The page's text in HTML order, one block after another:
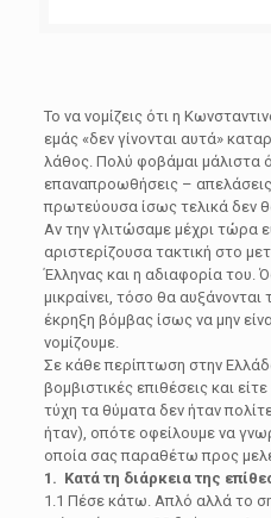
Το να νομίζεις ότι η
εμάς «δεν γίνονται αυτά»
λάθος. Πολύ φοβάμαι μάλιστα
επαναπροωθήσεις –
πρωτεύουσα ίσως τελικά δεν
Αν την γλιτώσαμε μέχρι τώρα
αριστερίζουσα τακτική στο
Έλληνας και η αδιαφορία του.
μικραίνει, τόσο θα
έκρηξη βόμβας ίσως να μην
νομίζουμε.
Σε κάθε περίπτωση στην
βομβιστικές επιθέσεις και
τύχη τα θύματα δεν ήταν
ήταν), οπότε οφείλουμε να
οποία σας παραθέτω προς
1. Κατά τη διάρκεια της
1.1 Πέσε κάτω. Απλό αλλά το